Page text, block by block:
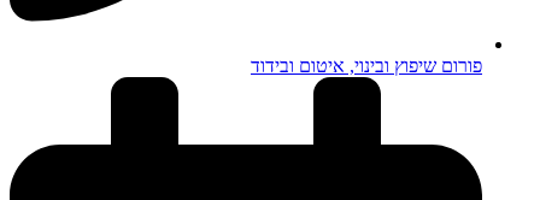
פורום שיפוץ ובינוי, איטום ובידוד